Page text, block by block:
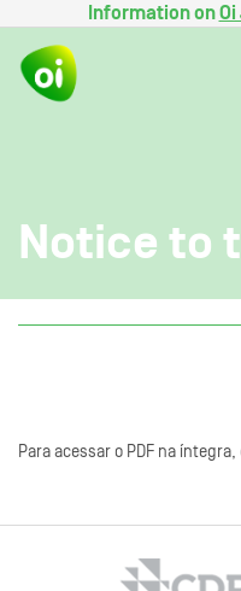
Information on
Notice to
Para acessar o PDF na íntegra,